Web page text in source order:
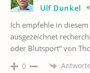
Ulf Dunkel
Ich empfehle in
ausgezeichnet
oder Blutsport“ von
0